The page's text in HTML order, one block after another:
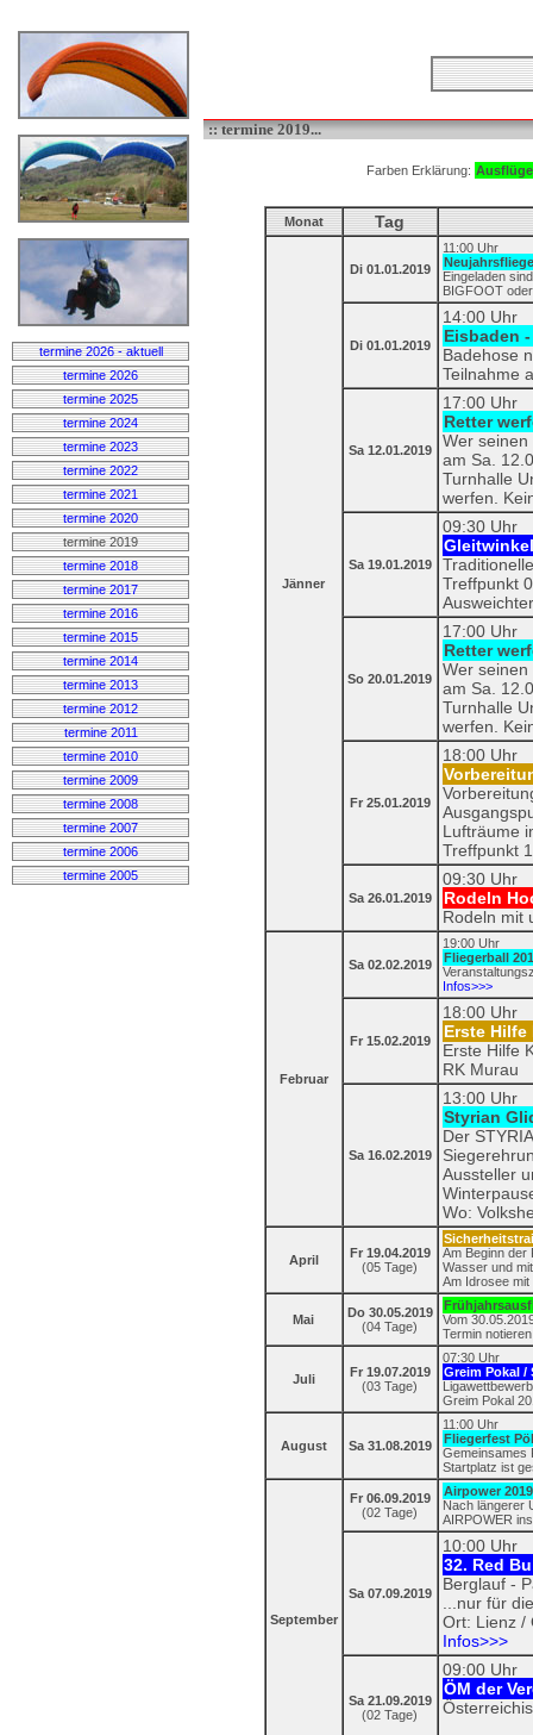
termine 2026 - aktuell
termine 2026
termine 2025
termine 2024
termine 2023
termine 2022
termine 2021
termine 2020
termine 2019
termine 2018
termine 2017
termine 2016
termine 2015
termine 2014
termine 2013
termine 2012
termine 2011
termine 2010
termine 2009
termine 2008
termine 2007
termine 2006
termine 2005
:: termine 2019...
Farben Erklärung: Ausflüge
Monat Tag
Jänner
Di 01.01.2019
11:00 Uhr
Eingeladen
BIGFOOT
Di 01.01.2019
14:00 Uhr
Eisbaden
Badehose
Teilnahme
Sa 12.01.2019
17:00 Uhr
Retter
Wer
am Sa.
Turnhalle
werfen.
Sa 19.01.2019
09:30 Uhr
Treffpunkt
So 20.01.2019
17:00 Uhr
Retter
Wer
am Sa.
Turnhalle
werfen.
Fr 25.01.2019
18:00 Uhr
Lufträume
Treffpunkt
Sa 26.01.2019
09:30 Uhr
Rodeln
Rodeln mit
Februar
Sa 02.02.2019
19:00 Uhr
Fliegerball
Infos>>>
Fr 15.02.2019
18:00 Uhr
Erste Hilfe
Erste Hilfe
RK Murau
Sa 16.02.2019
13:00 Uhr
Styrian
Der
Aussteller
Wo:
April
Fr 19.04.2019
(05 Tage)
Am Beginn der
Wasser und
Am Idrosee mit
Mai
Do 30.05.2019
(04 Tage)
Vom
Termin
Juli
Fr 19.07.2019
(03 Tage)
07:30 Uhr
Greim Pokal /
Greim Pokal
August Sa 31.08.2019
11:00 Uhr
Fliegerfest
Gemeinsames
Startplatz ist
September
Fr 06.09.2019
(02 Tage)
Airpower 2019
Nach längerer
AIRPOWER
Sa 07.09.2019
10:00 Uhr
32. Red
Berglauf -
...nur für
Ort: Lienz /
Infos>>>
Sa 21.09.2019
(02 Tage)
09:00 Uhr
ÖM der